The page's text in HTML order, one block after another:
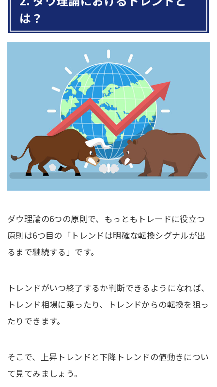
は？
ダウ理論の6つの原則で、もっともトレードに役立つ
原則は6つ目の「トレンドは明確な転換シグナルが出
るまで継続する」です。
トレンドがいつ終了するか判断できるようになれば、
トレンド相場に乗ったり、トレンドからの転換を狙っ
たりできます。
そこで、上昇トレンドと下降トレンドの値動きについ
て見てみましょう。